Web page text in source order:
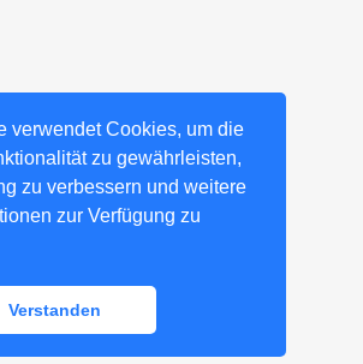
verwendet Cookies, um die
zu gewährleisten,
zu verbessern und weitere
zur Verfügung zu
Verstanden